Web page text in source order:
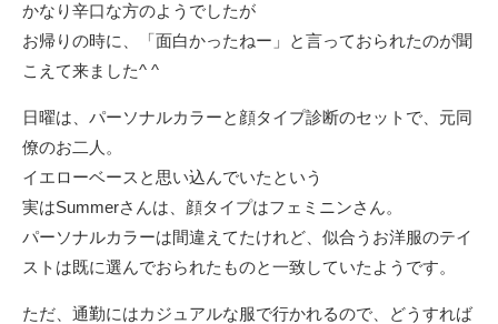
かなり辛口な方のようでしたが
お帰りの時に、「面白かったねー」と言っておられたのが聞
こえて来ました^ ^
日曜は、パーソナルカラーと顔タイプ診断のセットで、元同
僚のお二人。
イエローベースと思い込んでいたという
実はSummerさんは、顔タイプはフェミニンさん。
パーソナルカラーは間違えてたけれど、似合うお洋服のテイ
ストは既に選んでおられたものと一致していたようです。
ただ、通勤にはカジュアルな服で行かれるので、どうすれば